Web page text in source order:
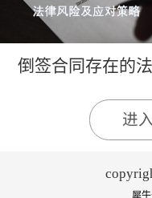
倒签合同存在的法
进
犀